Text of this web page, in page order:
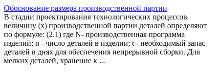
Обоснование размера производственной партии
В стадии проектирования технологических процессов
величину (x) производственной партии деталей определяют
по формуле: (2.1) где N- производственная программа
изделий; n - число деталей в изделии; t - необходимый запас
деталей в днях для обеспечения непрерывной сборки. Для
мелких деталей, хранение к ...